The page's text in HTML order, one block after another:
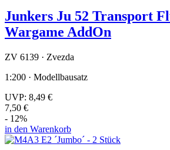
Junkers Ju 52 Transport
Wargame AddOn
ZV 6139 · Zvezda
1:200 · Modellbausatz
UVP: 8,49 €
7,50 €
- 12%
in den Warenkorb